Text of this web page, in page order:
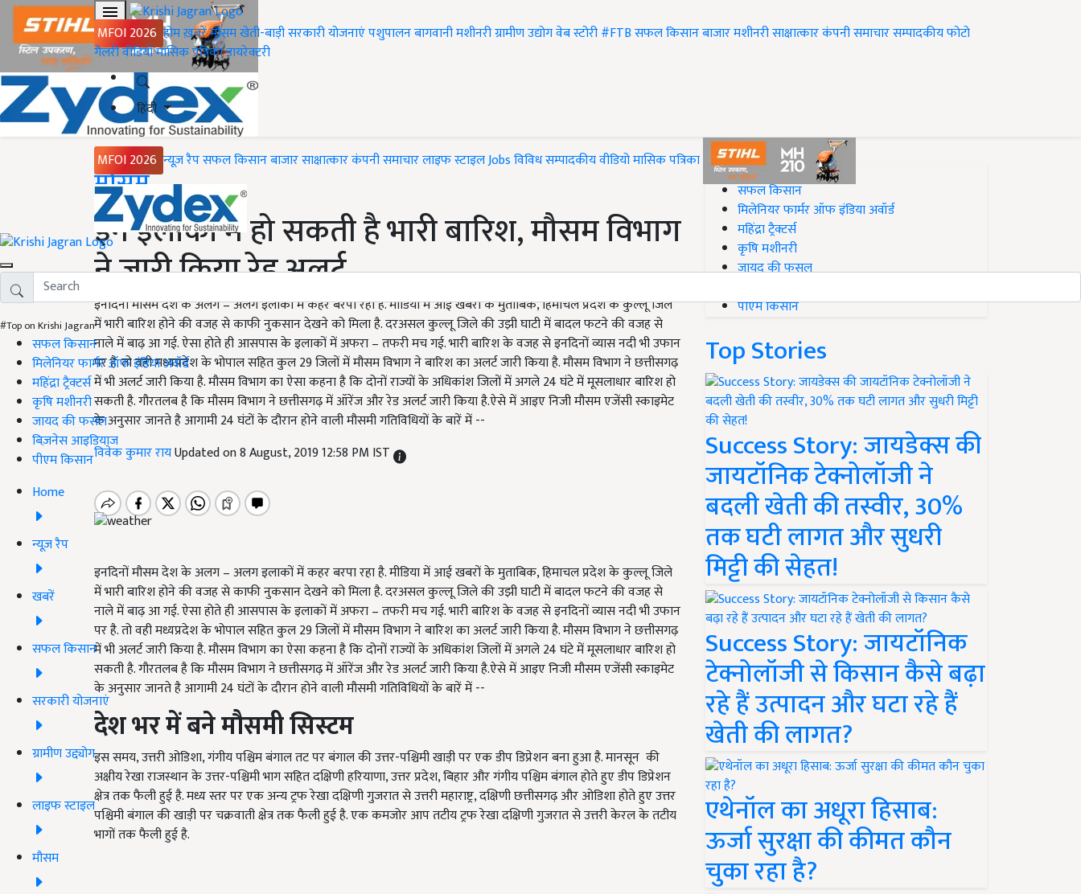
MFOI 2026 होमख़बरेंमौसमखेती-बाड़ीसरकारी योजनाएंपशुपालनबागवानीमशीनरीग्रामीण उद्योगवेब स्टोरी#FTBसफल किसानबाजारमशीनरीसाक्षात्कारकंपनी समाचारसम्पादकीयफोटो
गैलरीवीडियोमासिक पत्रिकाडायरेक्टरी
हिंदी
MFOI 2026 न्यूज़ रैपसफल किसानबाजारसाक्षात्कारकंपनी समाचारलाइफ स्टाइलJobsविविधसम्पादकीयवीडियोमासिक पत्रिका
#Top on Krishi Jagran
सफल किसान
मिलेनियर फार्मर ऑफ इंडिया अवॉर्ड
महिंद्रा ट्रैक्टर्स
कृषि मशीनरी
जायद की फसल
बिज़नेस आइडियाज
पीएम किसान
Home
न्यूज़ रैप
खबरें
सफल किसान
सरकारी योजनाएं
ग्रामीण उद्द्योग
लाइफ स्टाइल
मौसम
Home
मौसम
इन इलाकों में हो सकती है भारी बारिश, मौसम विभाग
ने जारी किया रेड अलर्ट
इनदिनों मौसम देश के अलग – अलग इलाकों में कहर बरपा रहा है. मीडिया में आई खबरों के मुताबिक, हिमाचल प्रदेश के कुल्लू जिले
में भारी बारिश होने की वजह से काफी नुकसान देखने को मिला है. दरअसल कुल्लू जिले की उझी घाटी में बादल फटने की वजह से
नाले में बाढ़ आ गई. ऐसा होते ही आसपास के इलाकों में अफरा – तफरी मच गई. भारी बारिश के वजह से इनदिनों व्यास नदी भी उफान
पर है. तो वही मध्यप्रदेश के भोपाल सहित कुल 29 जिलों में मौसम विभाग ने बारिश का अलर्ट जारी किया है. मौसम विभाग ने छत्तीसगढ़
में भी अलर्ट जारी किया है. मौसम विभाग का ऐसा कहना है कि दोनों राज्यों के अधिकांश जिलों में अगले 24 घंटे में मूसलाधार बारिश हो
सकती है. गौरतलब है कि मौसम विभाग ने छत्तीसगढ़ में ऑरेंज और रेड अलर्ट जारी किया है.ऐसे में आइए निजी मौसम एजेंसी स्काइमेट
के अनुसार जानते है आगामी 24 घंटों के दौरान होने वाली मौसमी गतिविधियों के बारें में --
विवेक कुमार रायUpdated on 8 August, 2019 12:58 PM IST
इनदिनों मौसम देश के अलग – अलग इलाकों में कहर बरपा रहा है. मीडिया में आई खबरों के मुताबिक, हिमाचल प्रदेश के कुल्लू जिले
में भारी बारिश होने की वजह से काफी नुकसान देखने को मिला है. दरअसल कुल्लू जिले की उझी घाटी में बादल फटने की वजह से
नाले में बाढ़ आ गई. ऐसा होते ही आसपास के इलाकों में अफरा – तफरी मच गई. भारी बारिश के वजह से इनदिनों व्यास नदी भी उफान
पर है. तो वही मध्यप्रदेश के भोपाल सहित कुल 29 जिलों में मौसम विभाग ने बारिश का अलर्ट जारी किया है. मौसम विभाग ने छत्तीसगढ़
में भी अलर्ट जारी किया है. मौसम विभाग का ऐसा कहना है कि दोनों राज्यों के अधिकांश जिलों में अगले 24 घंटे में मूसलाधार बारिश हो
सकती है. गौरतलब है कि मौसम विभाग ने छत्तीसगढ़ में ऑरेंज और रेड अलर्ट जारी किया है.ऐसे में आइए निजी मौसम एजेंसी स्काइमेट
के अनुसार जानते है आगामी 24 घंटों के दौरान होने वाली मौसमी गतिविधियों के बारें में --
देश भर में बने मौसमी सिस्टम
इस समय, उत्तरी ओडिशा, गंगीय पश्चिम बंगाल तट पर बंगाल की उत्तर-पश्चिमी खाड़ी पर एक डीप डिप्रेशन बना हुआ है. मानसून की
अक्षीय रेखा राजस्थान के उत्तर-पश्चिमी भाग सहित दक्षिणी हरियाणा, उत्तर प्रदेश, बिहार और गंगीय पश्चिम बंगाल होते हुए डीप डिप्रेशन
क्षेत्र तक फैली हुई है. मध्य स्तर पर एक अन्य ट्रफ रेखा दक्षिणी गुजरात से उत्तरी महाराष्ट्र, दक्षिणी छत्तीसगढ़ और ओडिशा होते हुए उत्तर
पश्चिमी बंगाल की खाड़ी पर चक्रवाती क्षेत्र तक फैली हुई है. एक कमजोर आप तटीय ट्रफ रेखा दक्षिणी गुजरात से उत्तरी केरल के तटीय
भागों तक फैली हुई है.
#Top on Krishi Jagran
सफल किसान
मिलेनियर फार्मर ऑफ इंडिया अवॉर्ड
महिंद्रा ट्रैक्टर्स
कृषि मशीनरी
जायद की फसल
पीएम किसान
Top Stories
Success Story: जायडेक्स की
जायटॉनिक टेक्नोलॉजी ने
बदली खेती की तस्वीर, 30%
तक घटी लागत और सुधरी
मिट्टी की सेहत!
Success Story: जायटॉनिक
टेक्नोलॉजी से किसान कैसे बढ़ा
रहे हैं उत्पादन और घटा रहे हैं
खेती की लागत?
एथेनॉल का अधूरा हिसाब:
ऊर्जा सुरक्षा की कीमत कौन
चुका रहा है?